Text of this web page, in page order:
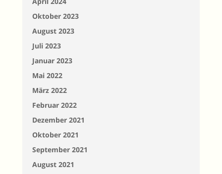
Oktober 2023
August 2023
Juli 2023
Januar 2023
Mai 2022
März 2022
Februar 2022
Dezember 2021
Oktober 2021
September 2021
August 2021